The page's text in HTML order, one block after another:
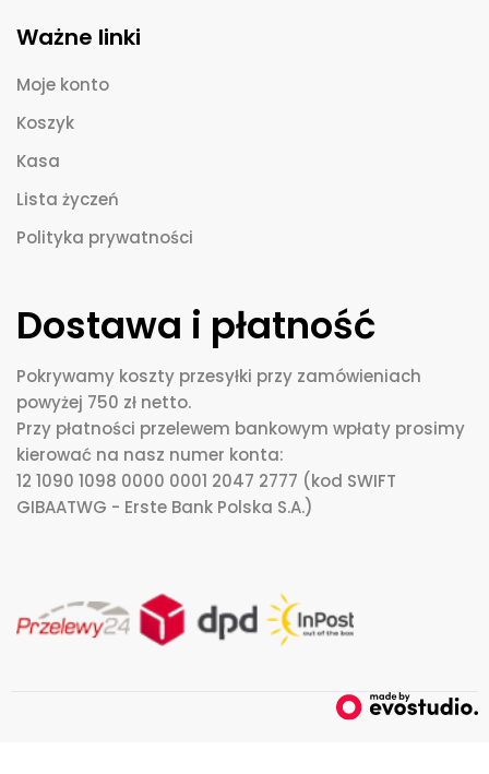
Ważne linki
Moje konto
Koszyk
Kasa
Lista życzeń
Polityka prywatności
Dostawa i płatność
Pokrywamy koszty przesyłki przy zamówieniach
powyżej 750 zł netto.
Przy płatności przelewem bankowym wpłaty prosimy
kierować na nasz numer konta:
12 1090 1098 0000 0001 2047 2777 (kod SWIFT
GIBAATWG - Erste Bank Polska S.A.)